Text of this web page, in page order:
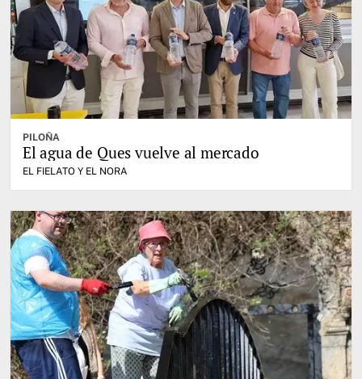
PILOÑA
El agua de Ques vuelve al mercado
EL FIELATO Y EL NORA